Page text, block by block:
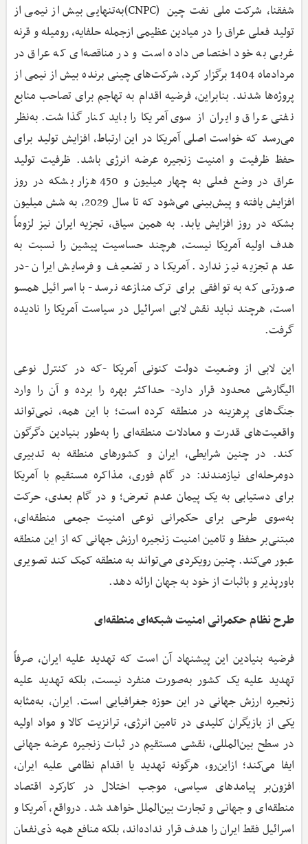
شفقنا، شرکت ملی نفت چین (CNPC)به‌تنهایی بیش از نیمی از
تولید فعلی عراق را در میادین عظیمی ازجمله حلفایه، رومیله و قرنه
غربی به خود اختصاص داده است و در مناقصه‌ای که عراق در
مردادماه 1404 برگزار کرد، شرکت‌های چینی برنده بیش از نیمی از
پروژه‌ها شدند. بنابراین، فرضیه اقدام به تهاجم برای تصاحب منابع
نفتی عراق و ایران از سوی آمریکا را باید کنار گذاشت. به‌نظر
می‌رسد که خواست اصلی آمریکا در این ارتباط، افزایش تولید برای
حفظ ظرفیت و امنیت زنجیره عرضه انرژی باشد. ظرفیت تولید
عراق در وضع فعلی به چهار میلیون و 450 هزار بشکه در روز
افزایش یافته و پیش‌بینی می‌شود که تا سال 2029، به شش میلیون
بشکه در روز افزایش یابد. به همین سیاق، تجزیه ایران نیز لزوماً
هدف اولیه آمریکا نیست، هرچند حساسیت پیشین را نسبت به
عدم تجزیه نیز ندارد. آمریکا در تضعیف و فرسایش ایران -در
صورتی که به توافقی برای ترک منازعه نرسد- با اسرائیل همسو
است، هرچند نباید نقش لابی اسرائیل در سیاست آمریکا را نادیده
گرفت.
این لابی از وضعیت دولت کنونی آمریکا -که در کنترل نوعی
الیگارشی محدود قرار دارد- حداکثر بهره را برده و آن را وارد
جنگ‌های پرهزینه در منطقه کرده است؛ با این همه، نمی‌تواند
واقعیت‌های قدرت و معادلات منطقه‌ای را به‌طور بنیادین دگرگون
کند. در چنین شرایطی، ایران و کشورهای منطقه به تدبیری
دومرحله‌ای نیازمندند: در گام فوری، مذاکره مستقیم با آمریکا
برای دستیابی به یک پیمان عدم تعرض؛ و در گام بعدی، حرکت
به‌سوی طرحی برای حکمرانی نوعی امنیت جمعی منطقه‌ای،
مبتنی‌بر حفظ و تامین امنیت زنجیره ارزش جهانی که از این منطقه
عبور می‌کند. چنین رویکردی می‌تواند به منطقه کمک کند تصویری
باورپذیر و باثبات از خود به جهان ارائه دهد.
طرح نظام حکمرانی امنیت شبکه‌ای منطقه‌ای
فرضیه بنیادین این پیشنهاد آن است که تهدید علیه ایران، صرفاً
تهدید علیه یک کشور به‌صورت منفرد نیست، بلکه تهدید علیه
زنجیره ارزش جهانی در این حوزه جغرافیایی است. ایران، به‌مثابه
یکی از بازیگران کلیدی در تامین انرژی، ترانزیت کالا و مواد اولیه
در سطح بین‌المللی، نقشی مستقیم در ثبات زنجیره عرضه جهانی
ایفا می‌کند؛ ازاین‌رو، هرگونه تهدید یا اقدام نظامی علیه ایران،
افزون‌بر پیامدهای سیاسی، موجب اختلال در کارکرد اقتصاد
منطقه‌ای و جهانی و تجارت بین‌الملل خواهد شد. درواقع، آمریکا و
اسرائیل فقط ایران را هدف قرار نداده‌اند، بلکه منافع همه ذی‌نفعان